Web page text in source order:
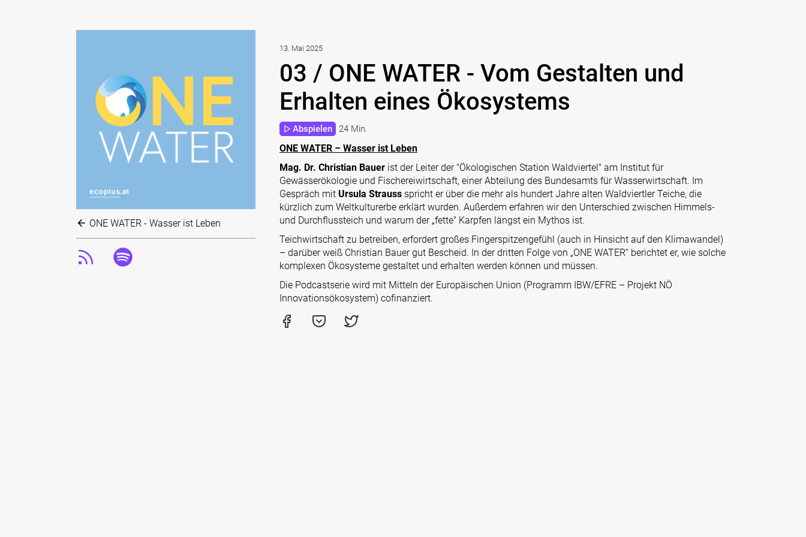
ONE WATER - Wasser ist Leben
13. Mai 2025
03 / ONE WATER - Vom Gestalten und
Erhalten eines Ökosystems
Abspielen 24 Min.
ONE WATER – Wasser ist Leben
Mag. Dr. Christian Bauer ist der Leiter der "Ökologischen Station Waldviertel" am Institut für
Gewässerökologie und Fischereiwirtschaft, einer Abteilung des Bundesamts für Wasserwirtschaft. Im
Gespräch mit Ursula Strauss spricht er über die mehr als hundert Jahre alten Waldviertler Teiche, die
kürzlich zum Weltkulturerbe erklärt wurden. Außerdem erfahren wir den Unterschied zwischen Himmels-
und Durchflussteich und warum der „fette" Karpfen längst ein Mythos ist.
Teichwirtschaft zu betreiben, erfordert großes Fingerspitzengefühl (auch in Hinsicht auf den Klimawandel)
– darüber weiß Christian Bauer gut Bescheid. In der dritten Folge von „ONE WATER“ berichtet er, wie solche
komplexen Ökosysteme gestaltet und erhalten werden können und müssen.
Die Podcastserie wird mit Mitteln der Europäischen Union (Programm IBW/EFRE – Projekt NÖ
Innovationsökosystem) cofinanziert.